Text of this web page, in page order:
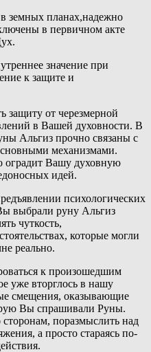
земных планах,надежно
в первичном акте
значение при
к защите и
защиту от черезмерной
в Вашей духовности. В
Альгиз прочно связаны с
механизмами.
оградит Вашу духовную
идей.
психологических
выбрали руну Альгиз
чуткость,
которые могли
реально.
к произошедшим
уже вторглось в нашу
смещения, оказывающие
Вы спрашивали Руны.
поразмыслить над
а просто стараясь по-